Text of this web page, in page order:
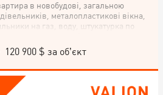
в новобудові, загальною
металопластикові вікна,
на газ, воду, штукатурка по
паркінг. Квартира знаходиться
будинку Поспішіть придбати цю
власними руками! Чекаємо на ваш
120 900 $ за об’єкт